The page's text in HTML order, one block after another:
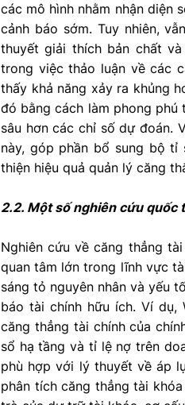
các mô hình nhằm nhận diện
cảnh báo sớm. Tuy nhiên,
thuyết giải thích bản chất
trong việc thảo luận về các
thấy khả năng xảy ra khủng
đó bằng cách làm phong
sâu hơn các chỉ số dự đoán.
này, góp phần bổ sung bộ tỉ
thiện hiệu quả quản lý căng
2.2. Một số nghiên cứu quốc
Nghiên cứu về căng thẳng
quan tâm lớn trong lĩnh vực
sáng tỏ nguyên nhân và yếu
báo tài chính hữu ích. Ví
căng thẳng tài chính của
sổ hạ tầng và tỉ lệ nợ trên
phù hợp với lý thuyết về áp
phân tích căng thẳng tài